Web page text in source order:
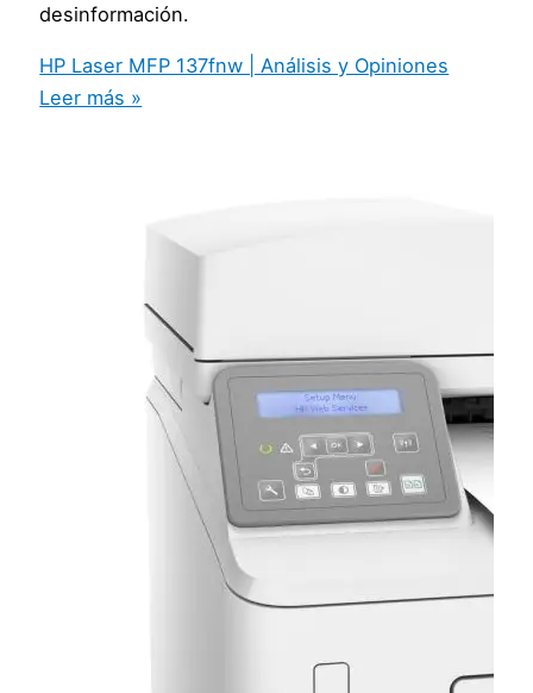
desinformación.
HP Laser MFP 137fnw | Análisis y Opiniones
Leer más »